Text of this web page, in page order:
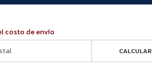
costo de envío
CALCULAR